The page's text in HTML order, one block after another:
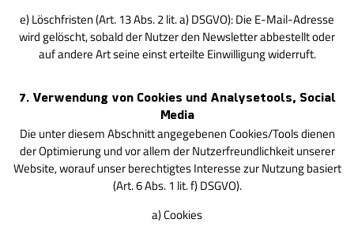
e) Löschfristen (Art. 13 Abs. 2 lit. a) DSGVO): Die E-Mail-Adresse
wird gelöscht, sobald der Nutzer den Newsletter abbestellt oder
auf andere Art seine einst erteilte Einwilligung widerruft.
7. Verwendung von Cookies und Analysetools, Social
Media
Die unter diesem Abschnitt angegebenen Cookies/Tools dienen
der Optimierung und vor allem der Nutzerfreundlichkeit unserer
Website, worauf unser berechtigtes Interesse zur Nutzung basiert
(Art. 6 Abs. 1 lit. f) DSGVO).
a) Cookies